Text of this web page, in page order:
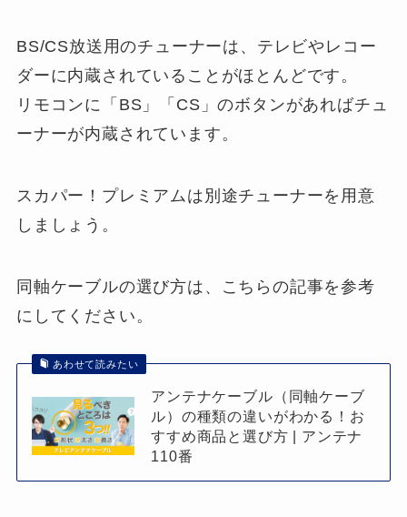
BS/CS放送用のチューナーは、テレビやレコー
ダーに内蔵されていることがほとんどです。
リモコンに「BS」「CS」のボタンがあればチュ
ーナーが内蔵されています。
スカパー！プレミアムは別途チューナーを用意
しましょう。
同軸ケーブルの選び方は、こちらの記事を参考
にしてください。
あわせて読みたい
アンテナケーブル（同軸ケーブ
ル）の種類の違いがわかる！お
すすめ商品と選び方 | アンテナ
110番